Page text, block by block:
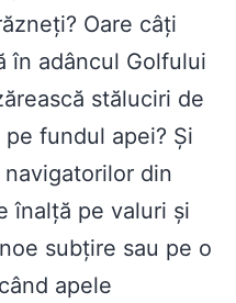
Oare câți
în adâncul Golfului
stăluciri de
fundul apei? Și
din
înalță pe valuri și
subțire sau pe o
apele